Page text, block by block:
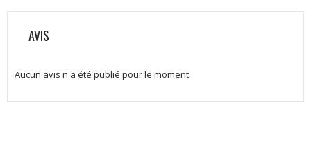
AVIS
Aucun avis n'a été publié pour le moment.